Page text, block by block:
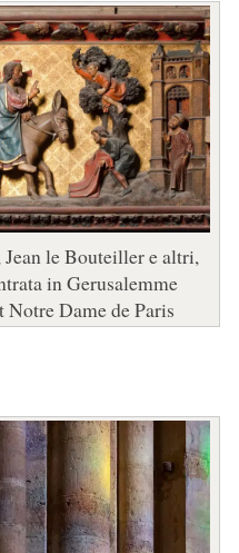
Jean le Bouteiller e altri,
in Gerusalemme
Dame de Paris